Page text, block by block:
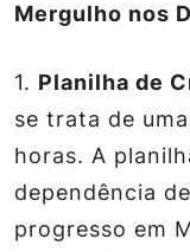
Mergulho nos
1. Planilha de
se trata de
horas. A
dependência
progresso em